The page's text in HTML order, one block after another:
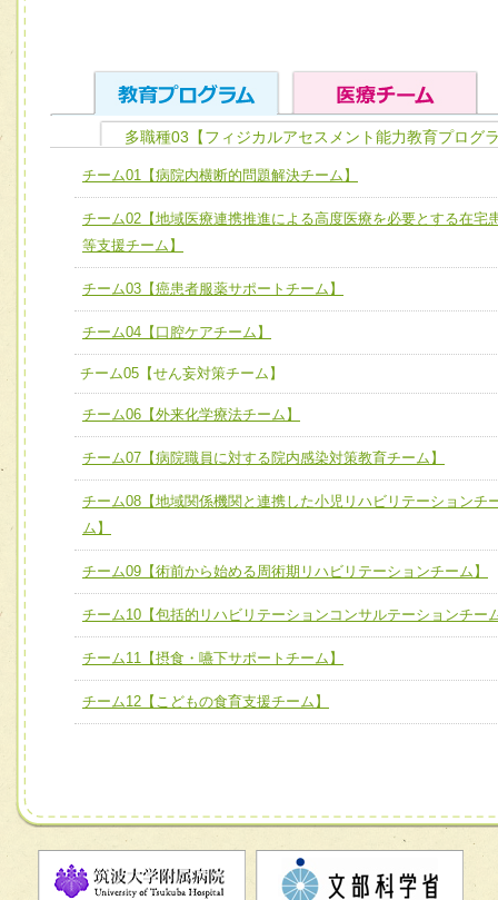
ユニット１ 医療人としての基礎能力
全人的医療を実践する医療人として、必要な基礎能力を身
ける
ユニット２ チーム医療構成力
必要に応じて柔軟に医療チームを組織し、強調できる
ユニット３ 多職種連携力
他職種の視点とスキルを学び、相互理解と連携を深める
チーム01【病院内横断的問題解決チーム】
チーム02【地域医療連携推進による高度医療を必要とする
宅患者等支援チーム】
チーム04【口腔ケアチーム】
チーム05【せん妄対策チーム】
チーム06【外来化学療法チーム】
チーム07【病院職員に対する院内感染対策教育チーム】
チーム08【地域関係機関と連携した小児リハビリテーショ
チーム09【術前から始める周術期リハビリテーションチー
ム】
チーム10【包括的リハビリテーションコンサルテーション
ーム】
チーム11【摂食・嚥下サポートチーム】
多職種03【フィジカルアセスメント能力教育プログ
チーム01【病院内横断的問題解決チーム】
チーム02【地域医療連携推進による高度医療を必要とする在宅
等支援チーム】
チーム03【癌患者服薬サポートチーム】
チーム04【口腔ケアチーム】
チーム05【せん妄対策チーム】
チーム06【外来化学療法チーム】
チーム07【病院職員に対する院内感染対策教育チーム】
チーム08【地域関係機関と連携した小児リハビリテーションチ
ム】
チーム09【術前から始める周術期リハビリテーションチーム】
チーム10【包括的リハビリテーションコンサルテーションチー
チーム11【摂食・嚥下サポートチーム】
チーム12【こどもの食育支援チーム】